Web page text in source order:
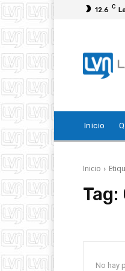
12.6 C
Inicio
Inicio
Tag:
No hay